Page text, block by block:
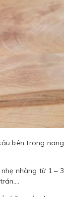
bên trong nang
nhàng từ 1 – 3